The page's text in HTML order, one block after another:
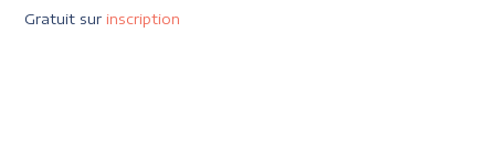
Gratuit sur inscription